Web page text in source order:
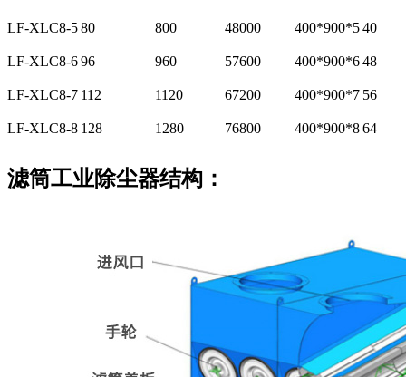
LF-XLC8-580 800 48000 400*900*540
LF-XLC8-696 960 57600 400*900*648
LF-XLC8-7 112 1120 67200 400*900*7 56
LF-XLC8-8 128 1280 76800 400*900*864
滤筒工业除尘器结构：